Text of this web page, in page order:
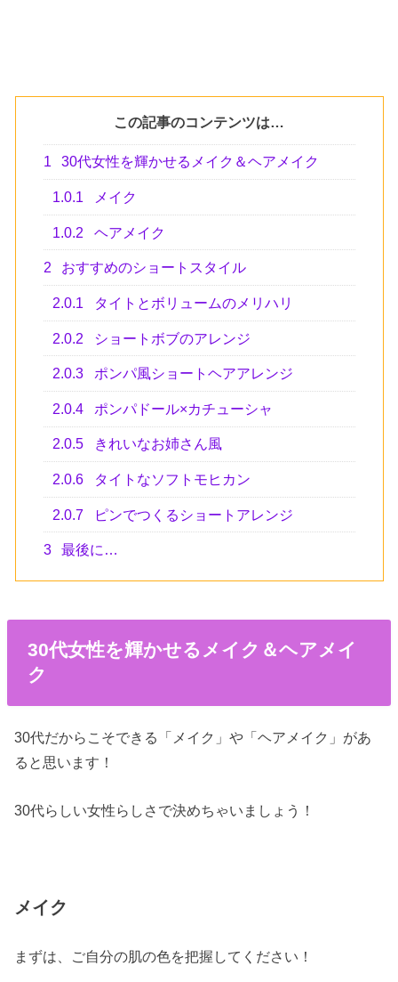
この記事のコンテンツは…
1 30代女性を輝かせるメイク＆ヘアメイク
1.0.1 メイク
1.0.2 ヘアメイク
2 おすすめのショートスタイル
2.0.1 タイトとボリュームのメリハリ
2.0.2 ショートボブのアレンジ
2.0.3 ポンパ風ショートヘアアレンジ
2.0.4 ポンパドール×カチューシャ
2.0.5 きれいなお姉さん風
2.0.6 タイトなソフトモヒカン
2.0.7 ピンでつくるショートアレンジ
3 最後に…
30代女性を輝かせるメイク＆ヘアメイ
ク
30代だからこそできる「メイク」や「ヘアメイク」があ
ると思います！
30代らしい女性らしさで決めちゃいましょう！
メイク
まずは、ご自分の肌の色を把握してください！